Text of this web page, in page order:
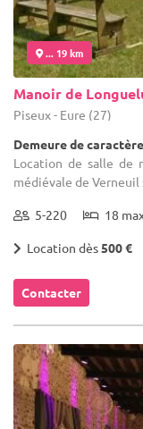
... 19 km
Manoir de
Piseux - Eure (27)
Demeure de
Location de salle de
médiévale de Verneuil
5-220 18
Location dès500 €
Contacter